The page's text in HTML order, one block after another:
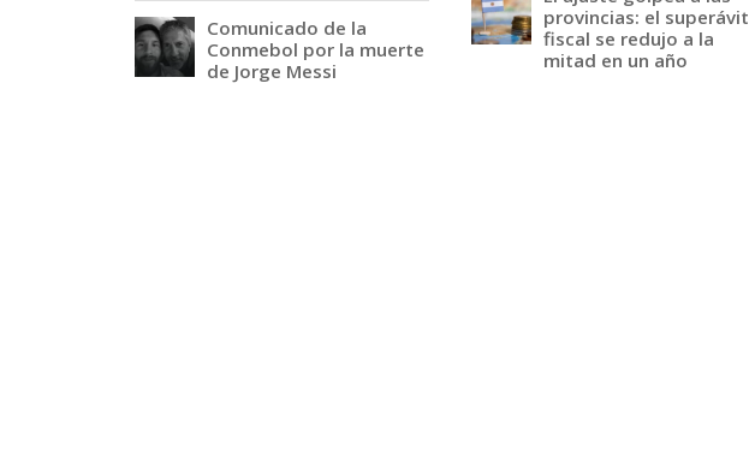
Comunicado de la
Conmebol por la muerte
de Jorge Messi
provincias: el superávit
fiscal se redujo a la
mitad en un año